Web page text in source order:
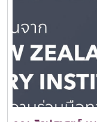
สร้างขวัญกำลังใจในก
เสริมการมีส่วนร่วมใ
ถึงความมุ่งมั่นของค
นักศึกษาให้มีทั้งความ
อื่น และความภาคภูมิใ
ศิลปศาสตร์ มหาวิทย
เสริมสร้างความผูกพั